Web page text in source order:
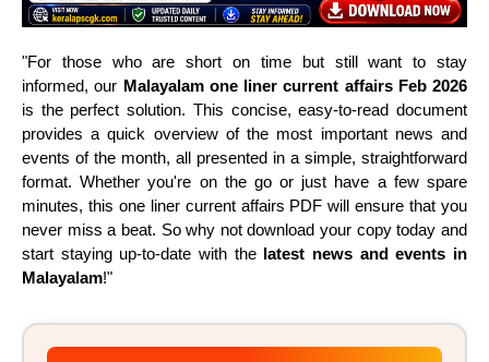
"For those who are short on time but still want to stay
informed, our Malayalam one liner current affairs Feb 2026
is the perfect solution. This concise, easy-to-read document
provides a quick overview of the most important news and
events of the month, all presented in a simple, straightforward
format. Whether you're on the go or just have a few spare
minutes, this one liner current affairs PDF will ensure that you
never miss a beat. So why not download your copy today and
start staying up-to-date with the latest news and events in
Malayalam!"